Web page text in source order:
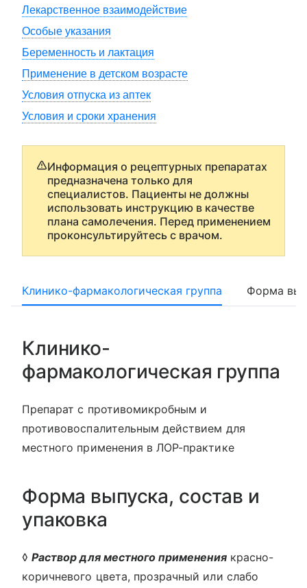
Лекарственное взаимодействие
Особые указания
Беременность и лактация
Применение в детском возрасте
Условия отпуска из аптек
Условия и сроки хранения
Информация о рецептурных препаратах
предназначена только для
специалистов. Пациенты не должны
использовать инструкцию в качестве
плана самолечения. Перед применением
проконсультируйтесь с врачом.
Клинико-фармакологическая группа Форма
Клинико-
фармакологическая группа
Препарат с противомикробным и
противовоспалительным действием для
местного применения в ЛОР-практике
Форма выпуска, состав и
упаковка
◊Раствор для местного применениякрасно-
коричневого цвета, прозрачный или слабо